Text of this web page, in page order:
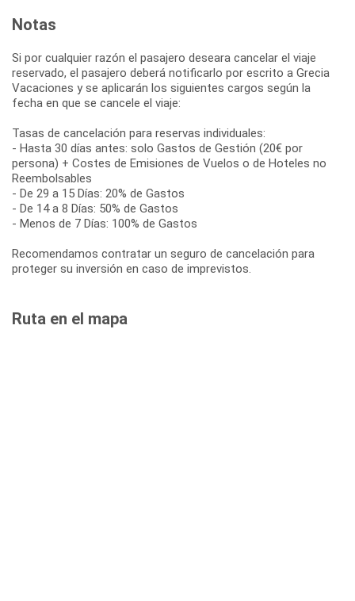
Notas
Si por cualquier razón el pasajero deseara cancelar el viaje
reservado, el pasajero deberá notificarlo por escrito a Grecia
Vacaciones y se aplicarán los siguientes cargos según la
fecha en que se cancele el viaje:
Tasas de cancelación para reservas individuales:
- Hasta 30 días antes: solo Gastos de Gestión (20€ por
persona) + Costes de Emisiones de Vuelos o de Hoteles no
Reembolsables
- De 29 a 15 Días: 20% de Gastos
- De 14 a 8 Días: 50% de Gastos
- Menos de 7 Días: 100% de Gastos
Recomendamos contratar un seguro de cancelación para
proteger su inversión en caso de imprevistos.
Ruta en el mapa